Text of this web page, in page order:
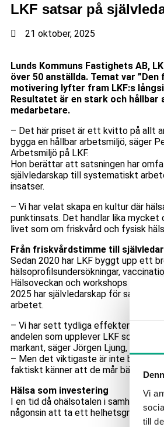
Vi
till
LKF satsar på
21 oktober, 2025
Lunds Kommuns Fastighets AB,
över 50 anställda. Temat var
motivering lyfter fram LKF:s
Resultatet är en stark och
medarbetare.
– Det här priset är ett kvitto på allt
bygga en hållbar arbetsmiljö, säger
Arbetsmiljö på LKF.
Hon berättar att satsningen har
självledarskap till systematiskt
insatser.
– Vi har velat skapa en kultur där
punktinsats. Det handlar lika
livet som om friskvård och fysisk
Från friskvårdstimme till
Sedan 2020 har LKF byggt upp ett
hälsoprofilsundersökningar,
Hälsoveckan och workshops om
2025 har självledarskap för samtliga
arbetet.
– Vi har sett tydliga effekter i
andelen som upplever LKF som en
markant, säger Jörgen Ljung, HR-chef
– Men det viktigaste är inte bara
faktiskt känner att de mår bättre och
Hälsa som investering
I en tid då ohälsotalen i samhället
någonsin att ta ett helhetsgrepp